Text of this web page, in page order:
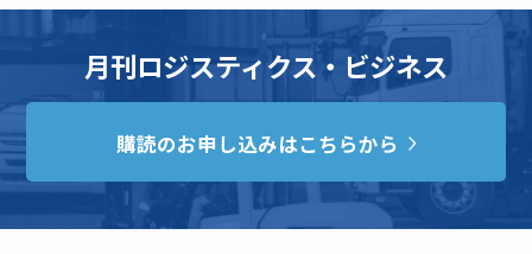
月刊ロジスティクス・ビジネス
購読のお申し込みはこちらから